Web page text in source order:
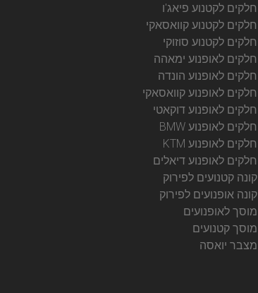
חלקים לקטנוע פיאג'ו
חלקים לקטנוע קוואסאקי
חלקים לקטנוע סוזוקי
חלקים לאופנוע ימאהה
חלקים לאופנוע הונדה
חלקים לאופנוע קוואסאקי
חלקים לאופנוע דוקאטי
חלקים לאופנוע BMW
חלקים לאופנוע KTM
חלקים לאופנוע דיאלים
קונה קטנועים לפירוק
קונה אופנועים לפירוק
מוסך לאופנועים
מוסך קטנועים
מצבר יואסה